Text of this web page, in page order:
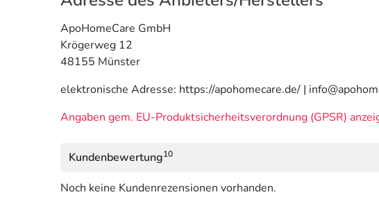
ApoHomeCare GmbH
Krögerweg 12
48155 Münster
elektronische Adresse: https://apohomecare.de/ |
Angaben gem. EU-Produktsicherheitsverordnung (GPSR)
Kundenbewertung10
Noch keine Kundenrezensionen vorhanden.